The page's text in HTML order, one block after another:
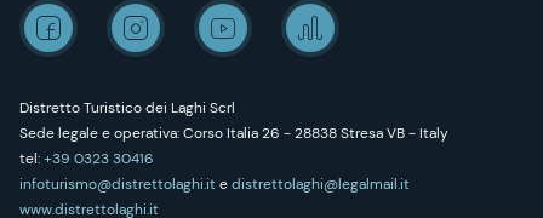
Distretto Turistico dei Laghi Scrl
Sede legale e operativa: Corso Italia 26 - 28838 Stresa VB - Italy
tel:+39 0323 30416
infoturismo@distrettolaghi.itedistrettolaghi@legalmail.it
www.distrettolaghi.it